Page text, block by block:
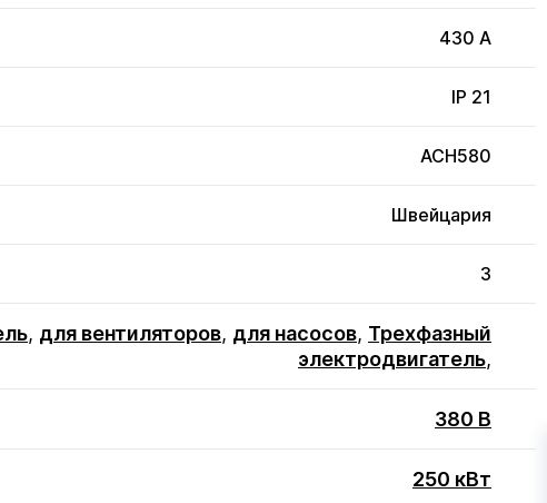
430 А
IP 21
ACH580
Швейцария
3
, для вентиляторов, для насосов, Трехфазный
электродвигатель,
380 В
250 кВт